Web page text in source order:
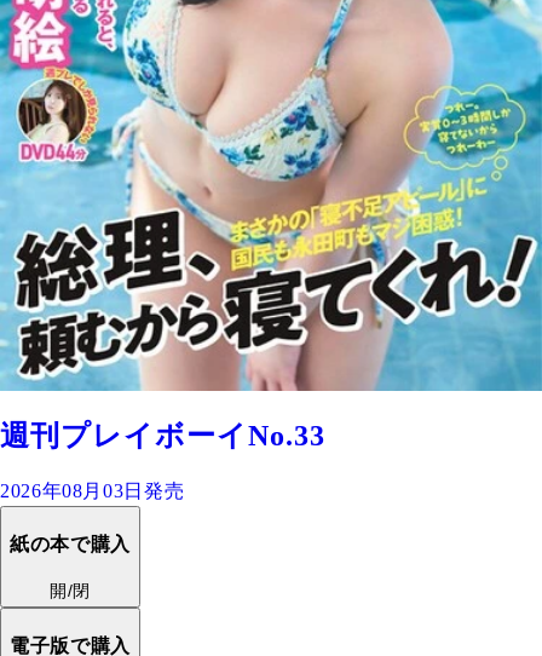
週刊プレイボーイNo.33
2026年08月03日発売
紙の本で購入
開/閉
電子版で購入